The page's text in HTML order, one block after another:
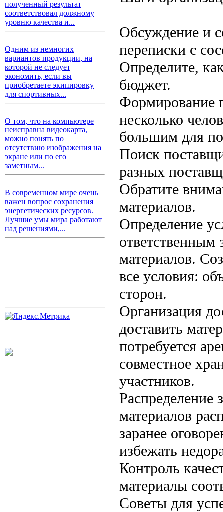
полученный результат
соответствовал должному
уровню качества и...
Одним из немногих
вариантов продукции, на
которой не следует
экономить, если вы
приобретаете экипировку
для спортивных...
О том, что на компьютере
неисправна видеокарта,
можно понять по
отсутствию изображения на
экране или по его
заметным...
В современном мире очень
важен вопрос сохранения
энергетических ресурсов.
Лучшие умы мира работают
над решениями,...
Обсуждение и
переписки с
Определите,
бюджет.
Формирование
несколько
большим для
Поиск
разных
Обратите
материалов.
Определение
ответственным
материалов.
все условия:
сторон.
Организация
доставить
потребуется
совместное
участников.
Распределение
материалов
заранее
избежать
Контроль
материалы
Советы для